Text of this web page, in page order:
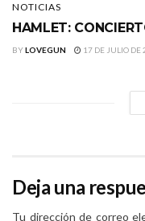
NOTICIAS
HAMLET:
BYLOVEGUN 17 DE JULIO DE
Deja una
Tu dirección de correo